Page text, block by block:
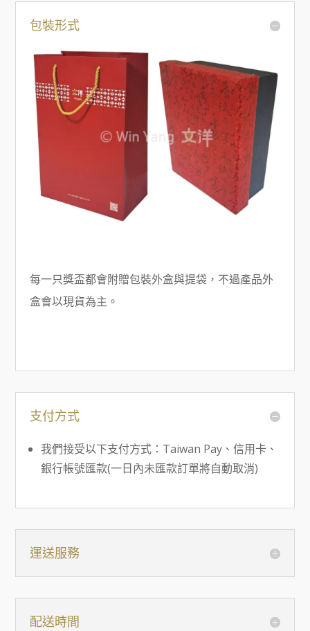
包裝形式
每一只獎盃都會附贈包裝外盒與提袋，不過產品外
盒會以現貨為主。
支付方式
我們接受以下支付方式：Taiwan Pay、信用卡、
銀行帳號匯款(一日內未匯款訂單將自動取消)
運送服務
配送時間